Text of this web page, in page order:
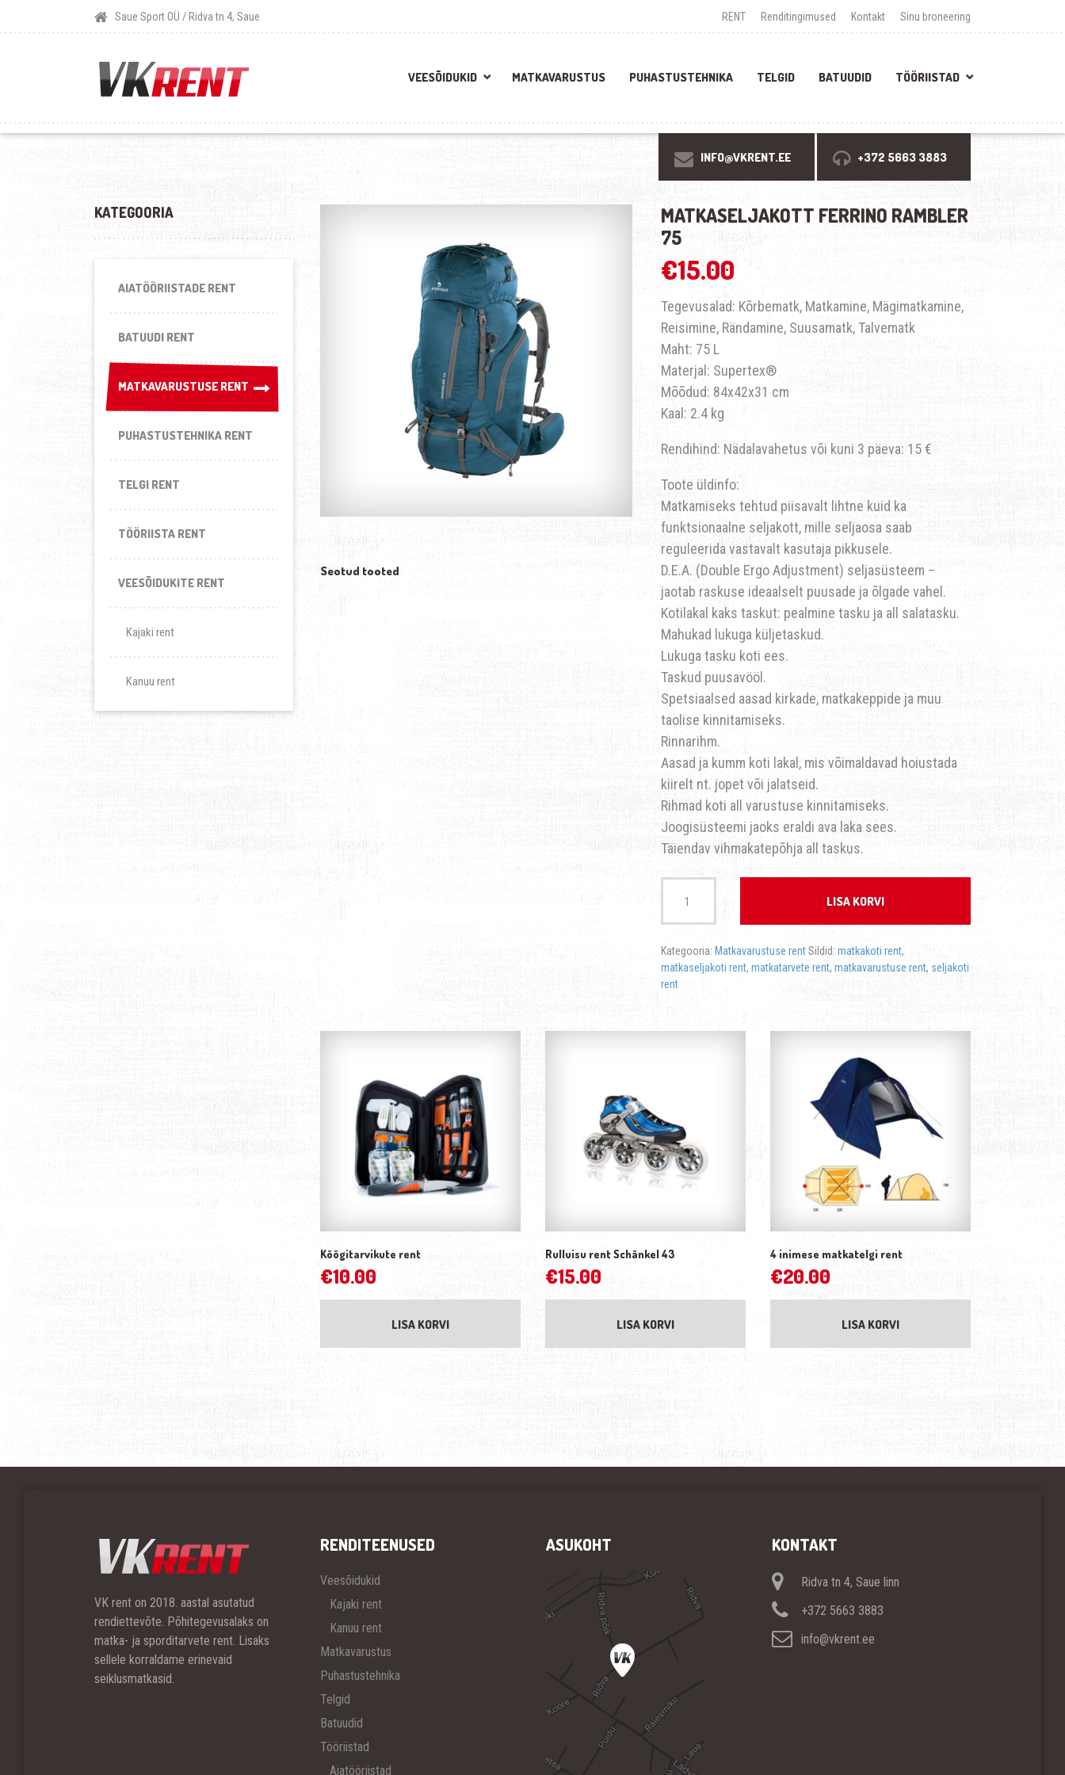
Saue Sport OÜ / Ridva tn 4, Saue RENT Renditingimused Kontakt Sinu broneering
VEESÕIDUKID MATKAVARUSTUS PUHASTUSTEHNIKA TELGID BATUUDID TÖÖRIISTAD
INFO@VKRENT.EE +372 5663 3883
MATKASELJAKOTT FERRINO RAMBLER
75
€15.00
Tegevusalad: Kõrbematk, Matkamine, Mägimatkamine,
Reisimine, Rändamine, Suusamatk, Talvematk
Maht: 75 L
Materjal: Supertex®
Mõõdud: 84x42x31 cm
Kaal: 2.4 kg
Rendihind: Nädalavahetus või kuni 3 päeva: 15 €
Toote üldinfo:
Matkamiseks tehtud piisavalt lihtne kuid ka
funktsionaalne seljakott, mille seljaosa saab
reguleerida vastavalt kasutaja pikkusele.
D.E.A. (Double Ergo Adjustment) seljasüsteem –
jaotab raskuse ideaalselt puusade ja õlgade vahel.
Kotilakal kaks taskut: pealmine tasku ja all salatasku.
Mahukad lukuga küljetaskud.
Lukuga tasku koti ees.
Taskud puusavööl.
Spetsiaalsed aasad kirkade, matkakeppide ja muu
taolise kinnitamiseks.
Rinnarihm.
Aasad ja kumm koti lakal, mis võimaldavad hoiustada
kiirelt nt. jopet või jalatseid.
Rihmad koti all varustuse kinnitamiseks.
Joogisüsteemi jaoks eraldi ava laka sees.
Täiendav vihmakatepõhja all taskus.
LISA KORVI
Kategooria: Matkavarustuse rentSildid: matkakoti rent,
matkaseljakoti rent, matkatarvete rent, matkavarustuse rent, seljakoti
rent
Seotud tooted
Köögitarvikute rent
€10.00
LISA KORVI
Rulluisu rent Schänkel 43
€15.00
LISA KORVI
4 inimese matkatelgi rent
€20.00
LISA KORVI
KATEGOORIA
AIATÖÖRIISTADE RENT
BATUUDI RENT
MATKAVARUSTUSE RENT
MATKAVARUSTUSE RENT
PUHASTUSTEHNIKA RENT
TELGI RENT
TÖÖRIISTA RENT
VEESÕIDUKITE RENT
Kajaki rent
Kanuu rent
VK rent on 2018. aastal asutatud
rendiettevõte. Põhitegevusalaks on
matka- ja sporditarvete rent. Lisaks
sellele korraldame erinevaid
seiklusmatkasid.
RENDITEENUSED
Veesõidukid
Kajaki rent
Kanuu rent
Matkavarustus
Puhastustehnika
Telgid
Batuudid
Tööriistad
Aiatööriistad
ASUKOHT KONTAKT
Ridva tn 4, Saue linn
+372 5663 3883
info@vkrent.ee